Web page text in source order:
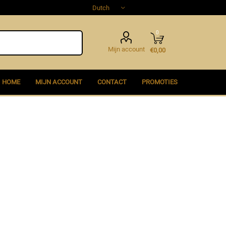
Mijn account
0
€0,00
PROMOTIES
HOME MIJN ACCOUNT CONTACT